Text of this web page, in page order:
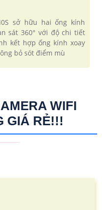
sở hữu hai ống kính
sát 360° với độ chi tiết
kết hợp ống kính xoay
bỏ sót điểm mù
WIFI
GIÁ RẺ!!!